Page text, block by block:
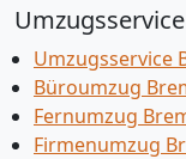
Umzugsservice
Umzugsservice
Büroumzug
Fernumzug
Firmenumzug